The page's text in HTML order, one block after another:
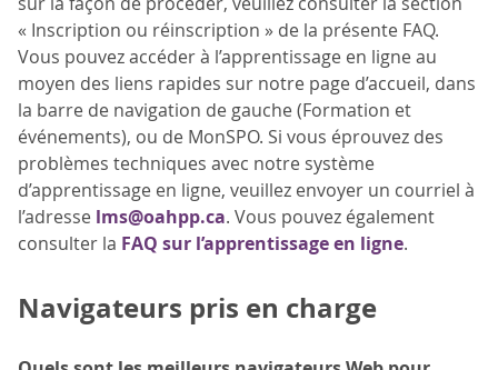
« Inscription ou réinscription » de la présente FAQ.
Vous pouvez accéder à l’apprentissage en ligne au
moyen des liens rapides sur notre page d’accueil, dans
la barre de navigation de gauche (Formation et
événements), ou de MonSPO. Si vous éprouvez des
problèmes techniques avec notre système
d’apprentissage en ligne, veuillez envoyer un courriel à
l’adresse lms@oahpp.ca. Vous pouvez également
consulter la FAQ sur l’apprentissage en ligne.
Navigateurs pris en charge